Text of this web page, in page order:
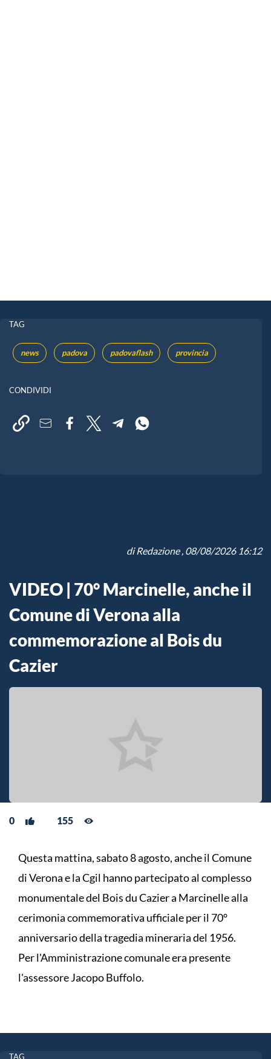
TAG
news padova padovaflash provincia
CONDIVIDI
diRedazione, 08/08/2026 16:12
VIDEO | 70° Marcinelle, anche il
Comune di Verona alla
commemorazione al Bois du
Cazier
0 155
Questa mattina, sabato 8 agosto, anche il Comune
di Verona e la Cgil hanno partecipato al complesso
monumentale del Bois du Cazier a Marcinelle alla
cerimonia commemorativa ufficiale per il 70°
anniversario della tragedia mineraria del 1956.
Per l'Amministrazione comunale era presente
l'assessore Jacopo Buffolo.
TAG